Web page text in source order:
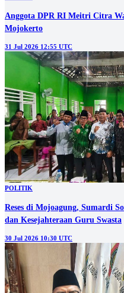
Anggota DPR RI Meitri Citra
Mojokerto
31 Jul 2026 12:55 UTC
POLITIK
Reses di Mojoagung, Sumardi
dan Kesejahteraan Guru Swasta
30 Jul 2026 10:30 UTC